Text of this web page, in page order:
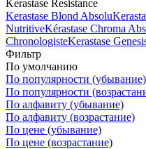
Kerastase Resistance
Kerastase Blond Absolu
NutritiveKérastase Chroma
ChronologisteKerastase
Фильтр
По умолчанию
По популярности (убывание)
По популярности
По алфавиту (убывание)
По алфавиту (возрастание)
По цене (убывание)
По цене (возрастание)